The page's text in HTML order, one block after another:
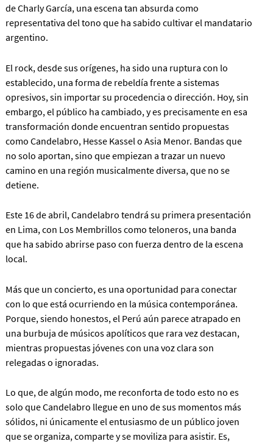
de Charly García, una escena tan absurda como
representativa del tono que ha sabido cultivar el mandatario
argentino.
El rock, desde sus orígenes, ha sido una ruptura con lo
establecido, una forma de rebeldía frente a sistemas
opresivos, sin importar su procedencia o dirección. Hoy, sin
embargo, el público ha cambiado, y es precisamente en esa
transformación donde encuentran sentido propuestas
como Candelabro, Hesse Kassel o Asia Menor. Bandas que
no solo aportan, sino que empiezan a trazar un nuevo
camino en una región musicalmente diversa, que no se
detiene.
Este 16 de abril, Candelabro tendrá su primera presentación
en Lima, con Los Membrillos como teloneros, una banda
que ha sabido abrirse paso con fuerza dentro de la escena
local.
Más que un concierto, es una oportunidad para conectar
con lo que está ocurriendo en la música contemporánea.
Porque, siendo honestos, el Perú aún parece atrapado en
una burbuja de músicos apolíticos que rara vez destacan,
mientras propuestas jóvenes con una voz clara son
relegadas o ignoradas.
Lo que, de algún modo, me reconforta de todo esto no es
solo que Candelabro llegue en uno de sus momentos más
sólidos, ni únicamente el entusiasmo de un público joven
que se organiza, comparte y se moviliza para asistir. Es,